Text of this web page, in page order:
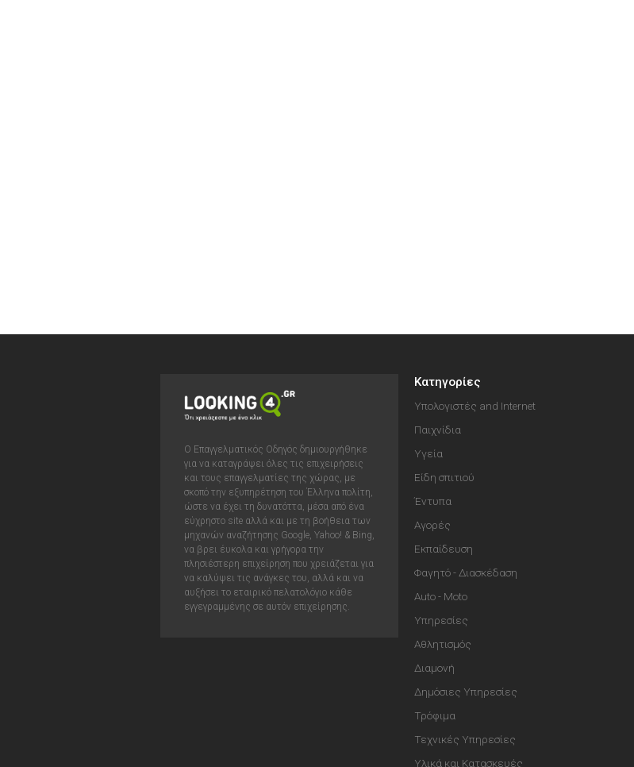
Ο Επαγγελματικός Οδηγός δημιουργήθηκε
για να καταγράψει όλες τις επιχειρήσεις
και τους επαγγελματίες της χώρας, με
σκοπό την εξυπηρέτηση του Έλληνα πολίτη,
ώστε να έχει τη δυνατόττα, μέσα από ένα
εύχρηστο site αλλά και με τη βοήθεια των
μηχανών αναζήτησης Google, Yahoo! & Bing,
να βρει έυκολα και γρήγορα την
πλησιέστερη επιχείρηση που χρειάζεται για
να καλύψει τις ανάγκες του, αλλά και να
αυξήσει το εταιρικό πελατολόγιο κάθε
εγγεγραμμένης σε αυτόν επιχείρησης.
Κατηγορίες
Υπολογιστές and Internet
Παιχνίδια
Υγεία
Είδη σπιτιού
Έντυπα
Αγορές
Εκπαίδευση
Φαγητό - Διασκέδαση
Auto - Moto
Υπηρεσίες
Αθλητισμός
Διαμονή
Δημόσιες Υπηρεσίες
Τρόφιμα
Τεχνικές Υπηρεσίες
Υλικά και Κατασκευές